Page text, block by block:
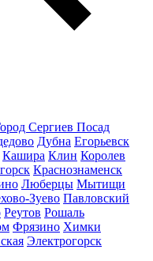
Сергиев Посад
Дубна Егорьевск
Кашира Клин Королев
Краснознаменск
Люберцы Мытищи
Зуево Павловский
Реутов Рошаль
Фрязино Химки
Электрогорск